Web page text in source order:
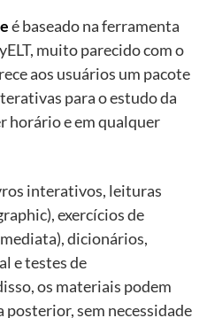
é baseado na ferramenta
muito parecido com o
aos usuários um pacote
para o estudo da
horário e em qualquer
interativos, leituras
exercícios de
dicionários,
e testes de
os materiais podem
sem necessidade